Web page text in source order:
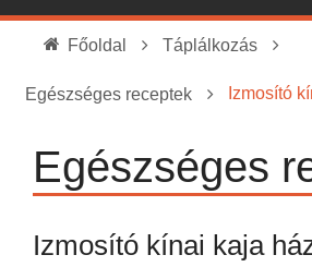
Főoldal Táplálkozás
Egészséges receptek Izmosító
Egészséges
Izmosító kínai kaja